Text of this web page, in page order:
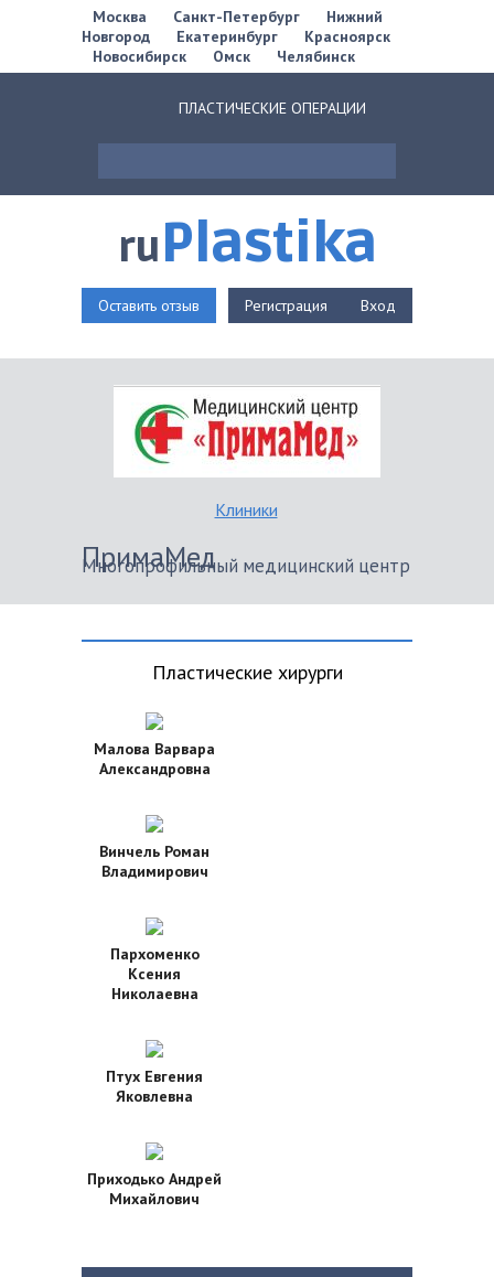
Москва Санкт-Петербург
Нижний
Новгород
Екатеринбург
Красноярск
Новосибирск
Омск Челябинск
ПЛАСТИЧЕСКИЕ ОПЕРАЦИИ
ruPlastika
Оставить отзыв Регистрация Вход
Клиники
ПримаМед
Многопрофильный медицинский центр
Пластические хирурги
Малова Варвара
Александровна
Винчель Роман
Владимирович
Пархоменко
Ксения
Николаевна
Птух Евгения
Яковлевна
Приходько Андрей
Михайлович